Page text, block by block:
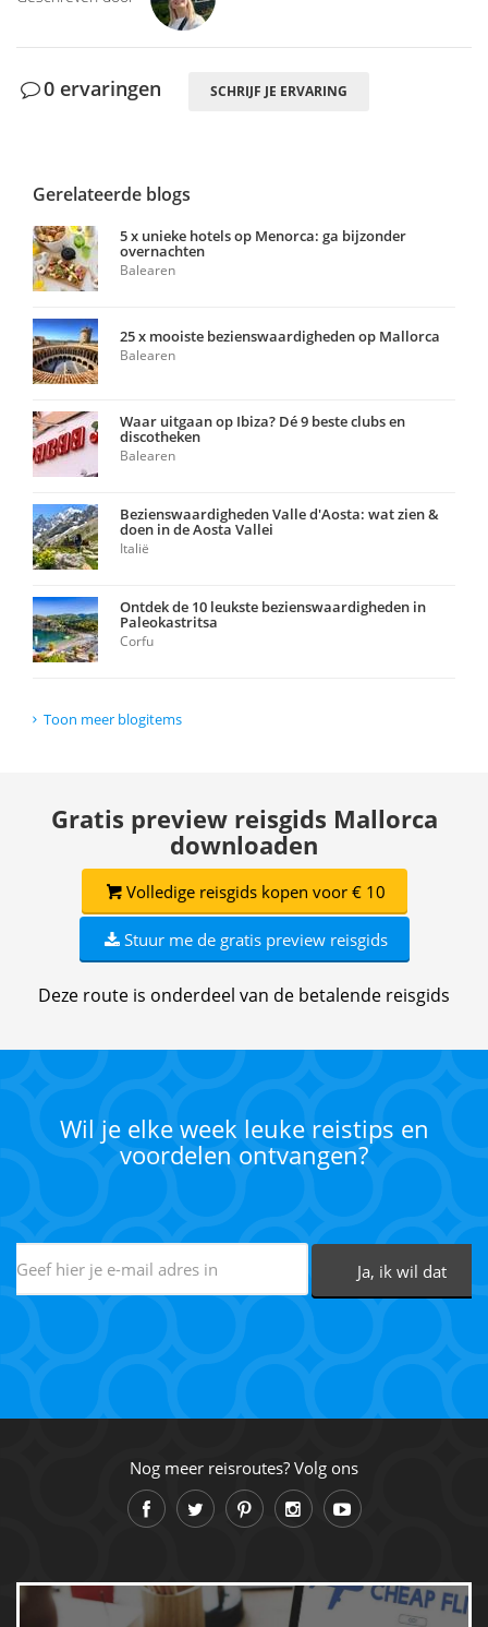
0 ervaringen SCHRIJF JE ERVARING
Gerelateerde blogs
5 x unieke hotels op Menorca: ga bijzonder
overnachten
Balearen
25 x mooiste bezienswaardigheden op Mallorca
Balearen
Waar uitgaan op Ibiza? Dé 9 beste clubs en
discotheken
Balearen
Bezienswaardigheden Valle d'Aosta: wat zien &
doen in de Aosta Vallei
Italië
Ontdek de 10 leukste bezienswaardigheden in
Paleokastritsa
Corfu
Toon meer blogitems
Gratis preview reisgids Mallorca
downloaden
Volledige reisgids kopen voor € 10
Stuur me de gratis preview reisgids
Deze route is onderdeel van de betalende reisgids
Wil je elke week leuke reistips en
voordelen ontvangen?
Nog meer reisroutes? Volg ons